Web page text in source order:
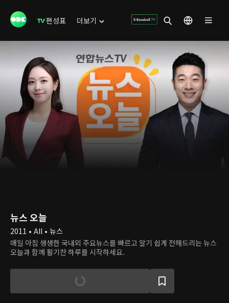
편성표 더보기
뉴스 오늘
2011 • All • 뉴스
매일 아침 생생한 국내외 주요뉴스를 빠르고 알기 쉽게 전해드리는 뉴스
오늘과 함께 활기찬 하루를 시작하세요.